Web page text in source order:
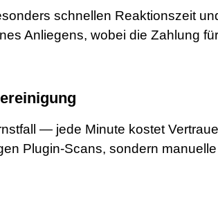
schnellen Reaktionszeit
Anliegens, wobei die Zahlung
— jede Minute kostet
Plugin-Scans, sondern